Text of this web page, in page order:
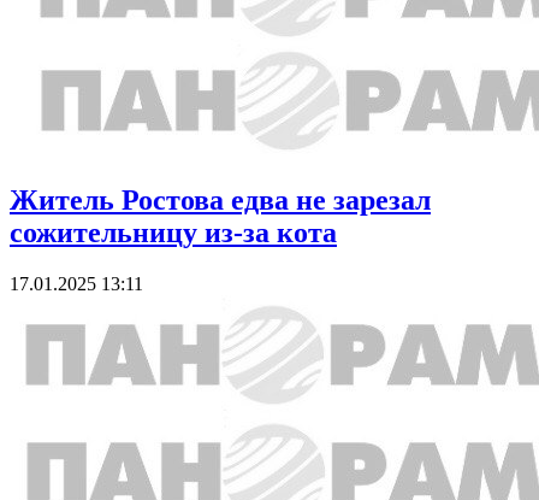
Житель Ростова едва не зарезал
сожительницу из-за кота
17.01.2025 13:11